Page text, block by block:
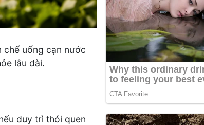
chế uống cạn nước
lâu dài.
duy trì thói quen